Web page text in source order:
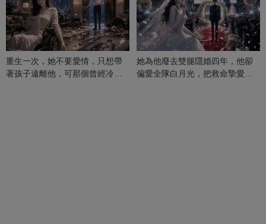
重生一次，她不要愛情，只想帶
著孩子遠離他，可那個曾經冷漠
她為他廢去雙腿隱婚四年，他卻
偏愛全隊白月光，把救命摯愛當